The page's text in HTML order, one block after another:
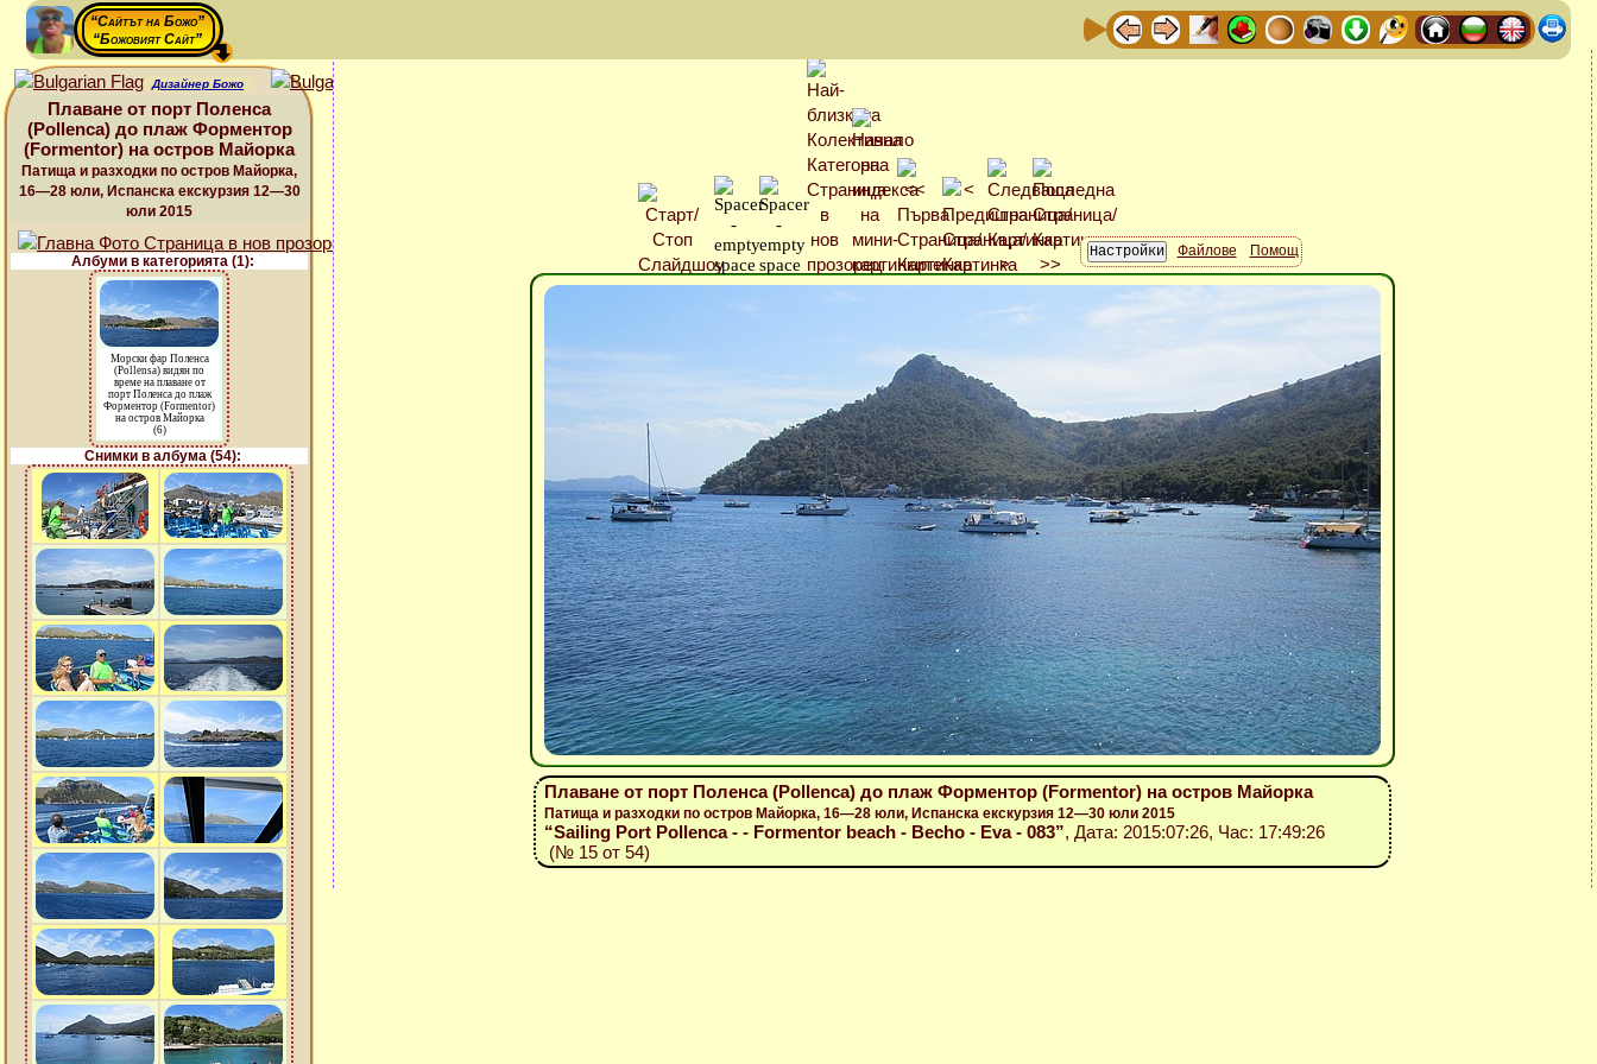
“Сайтът на Божо”
“Божовият Сайт”
Дизайнер Божо
Плаване от порт Поленса
(Pollenca) до плаж Форментор
(Formentor) на остров Майорка
Патища и разходки по остров Майорка,
16—28 юли, Испанска екскурзия 12—30
юли 2015
Албуми в категорията (1):
Морски фар Поленса
(Pollensa) видян по
време на плаване от
порт Поленса до плаж
Форментор (Formentor)
на остров Майорка
(6)
Снимки в албума (54):
Файлове Помощ
Плаване от порт Поленса (Pollenca) до плаж Форментор (Formentor) на остров Майорка
Патища и разходки по остров Майорка, 16—28 юли, Испанска екскурзия 12—30 юли 2015
“Sailing Port Pollenca - - Formentor beach - Becho - Eva - 083”, Дата: 2015:07:26, Час: 17:49:26
(№ 15 от 54)